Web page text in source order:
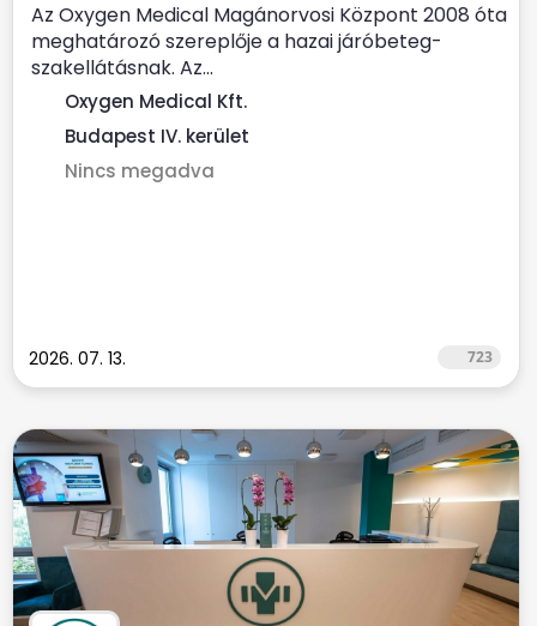
Az Oxygen Medical Magánorvosi Központ 2008 óta
meghatározó szereplője a hazai járóbeteg-
szakellátásnak. Az...
Oxygen Medical Kft.
Budapest IV. kerület
Nincs megadva
2026. 07. 13. 723